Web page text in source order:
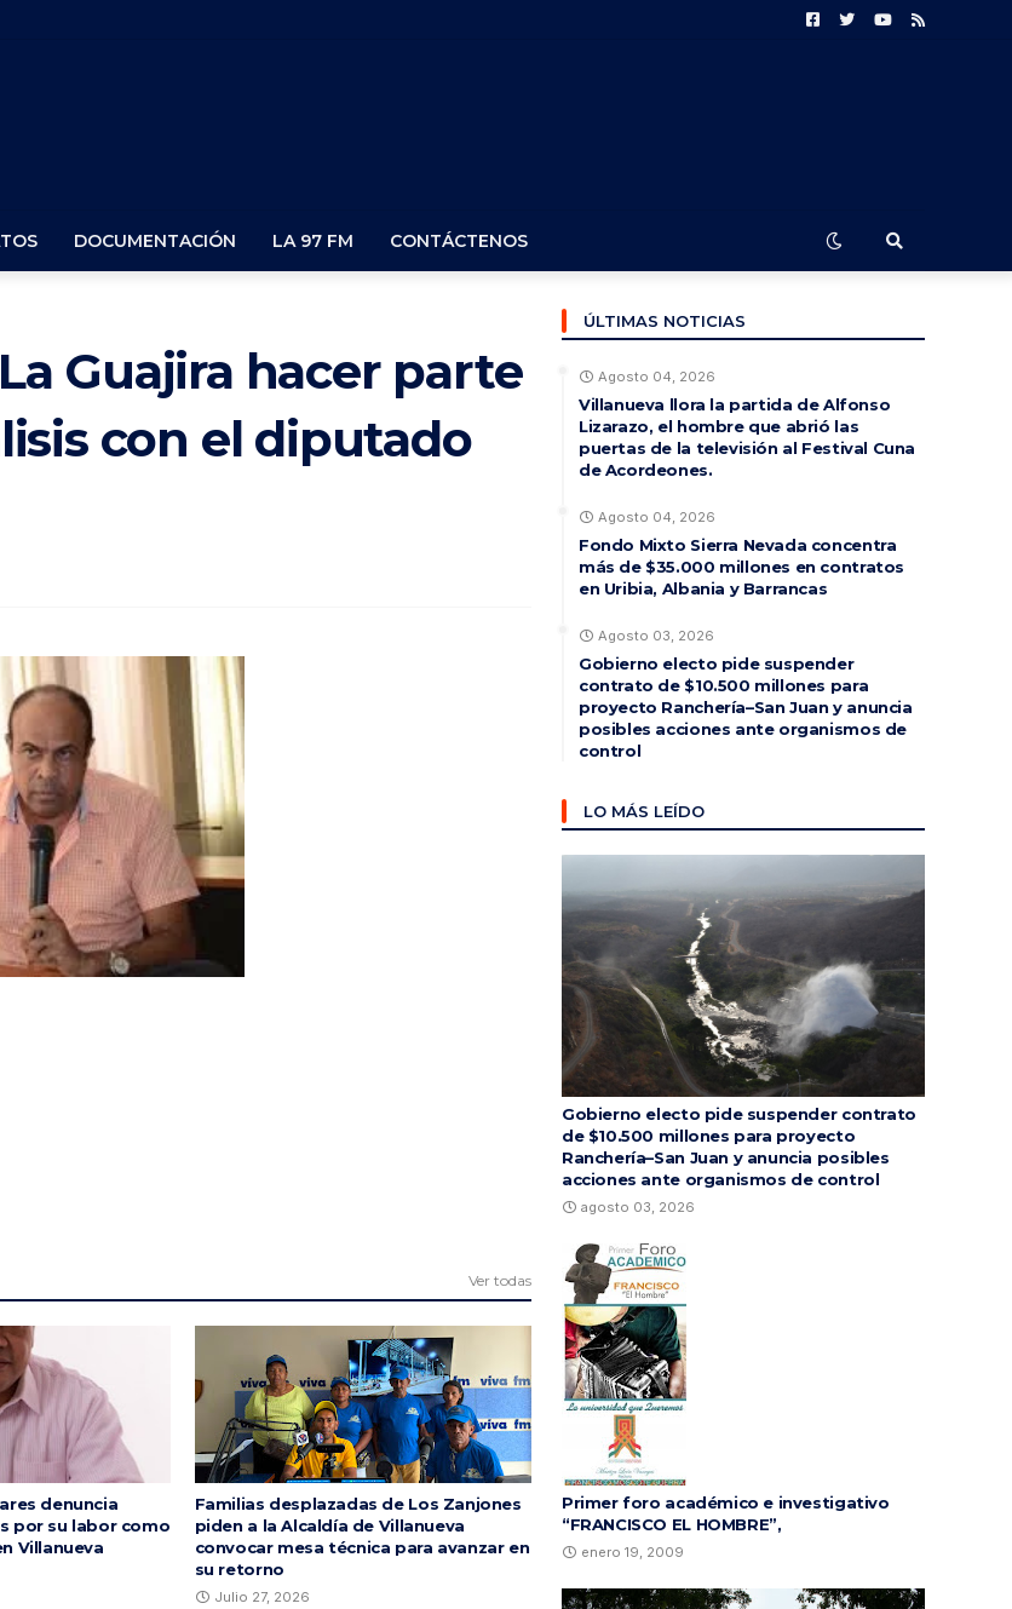
DOCUMENTACIÓN LA 97 FM CONTÁCTENOS
Guajira hacer parte
con el diputado
Ver todas
denuncia
por su labor como
Villanueva
Familias desplazadas de Los Zanjones
piden a la Alcaldía de Villanueva
convocar mesa técnica para avanzar en
su retorno
Julio 27, 2026
ÚLTIMAS NOTICIAS
Agosto 04, 2026
Villanueva llora la partida de Alfonso
Lizarazo, el hombre que abrió las
puertas de la televisión al Festival Cuna
de Acordeones.
Agosto 04, 2026
Fondo Mixto Sierra Nevada concentra
más de $35.000 millones en contratos
en Uribia, Albania y Barrancas
Agosto 03, 2026
Gobierno electo pide suspender
contrato de $10.500 millones para
proyecto Ranchería–San Juan y anuncia
posibles acciones ante organismos de
control
LO MÁS LEÍDO
Gobierno electo pide suspender contrato
de $10.500 millones para proyecto
Ranchería–San Juan y anuncia posibles
acciones ante organismos de control
agosto 03, 2026
Primer foro académico e investigativo
“FRANCISCO EL HOMBRE”,
enero 19, 2009